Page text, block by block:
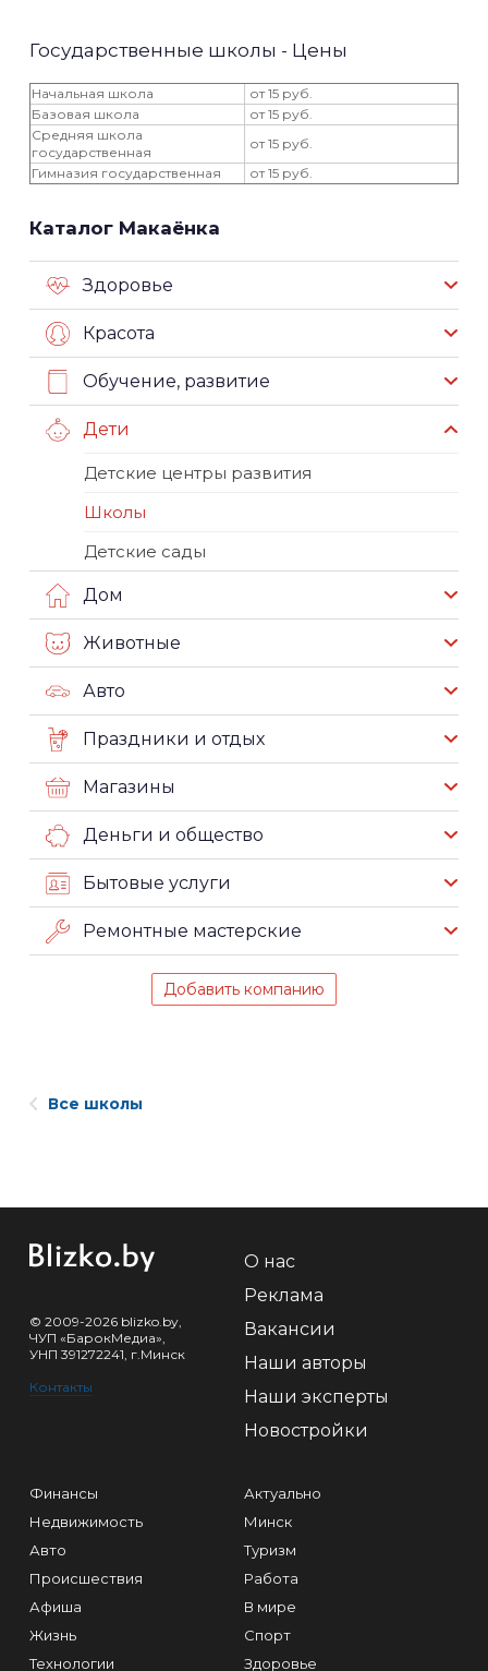
Государственные школы - Цены
Начальная школа
от 15 руб.
Базовая школа
от 15 руб.
Средняя школа
государственная
от 15 руб.
Гимназия государственная
от 15 руб.
Каталог Макаёнка
Здоровье
Красота
Обучение, развитие
Дети
Детские центры развития
Школы
Детские сады
Дом
Животные
Авто
Праздники и отдых
Магазины
Деньги и общество
Бытовые услуги
Ремонтные мастерские
Добавить компанию
Все школы
© 2009-2026 blizko.by,
ЧУП «БарокМедиа»,
УНП 391272241, г.Минск
Контакты
О нас
Реклама
Вакансии
Наши авторы
Наши эксперты
Новостройки
Финансы
Недвижимость
Авто
Происшествия
Афиша
Жизнь
Технологии
Актуально
Минск
Туризм
Работа
В мире
Спорт
Здоровье